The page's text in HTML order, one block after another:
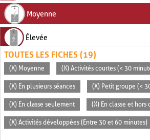
Moyenne
Élevée
TOUTES LES FICHES (19)
(X) Moyenne (X) Activités courtes (< 30
(X) En plusieurs séances (X) Petit groupe (<
(X) En classe seulement (X) En classe et hors
(X) Activités développées (Entre 30 et 60 minutes)